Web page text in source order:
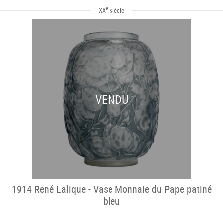
XXe siècle
VENDU
1914 René Lalique - Vase Monnaie du Pape patiné
bleu